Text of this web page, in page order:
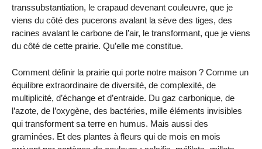
transsubstantiation, le crapaud devenant couleuvre, que je
viens du côté des pucerons avalant la sève des tiges, des
racines avalant le carbone de l’air, le transformant, que je viens
du côté de cette prairie. Qu’elle me constitue.
Comment définir la prairie qui porte notre maison ? Comme un
équilibre extraordinaire de diversité, de complexité, de
multiplicité, d’échange et d’entraide. Du gaz carbonique, de
l’azote, de l’oxygène, des bactéries, mille éléments invisibles
qui transforment sa terre en humus. Mais aussi des
graminées. Et des plantes à fleurs qui de mois en mois